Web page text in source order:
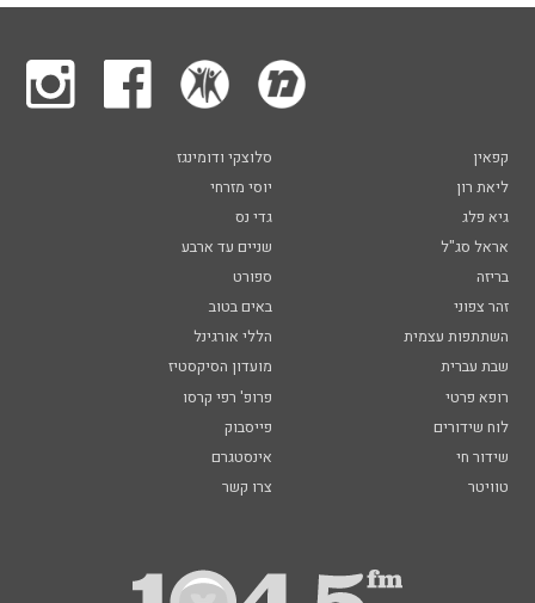
קפאין
סלוצקי ודומינגז
ליאת רון
יוסי מזרחי
גיא פלג
גדי נס
אראל סג"ל
שניים עד ארבע
בריזה
ספורט
זהר צפוני
באים בטוב
השתתפות עצמית
הללי אורגינל
שבת עברית
מועדון הסיקסטיז
רופא פרטי
פרופ' רפי קרסו
לוח שידורים
פייסבוק
שידור חי
אינסטגרם
טוויטר
צרו קשר